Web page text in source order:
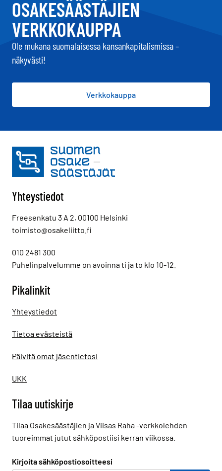
OSAKESÄÄSTÄJIEN
VERKKOKAUPPA
Ole mukana suomalaisessa kansankapitalismissa –
näkyvästi!
Verkkokauppa
Yhteystiedot
Freesenkatu 3 A 2, 00100 Helsinki
toimisto@osakeliitto.fi
010 2481 300
Puhelinpalvelumme on avoinna ti ja to klo 10-12.
Pikalinkit
Yhteystiedot
Tietoa evästeistä
Päivitä omat jäsentietosi
UKK
Tilaa uutiskirje
Tilaa Osakesäästäjien ja Viisas Raha -verkkolehden
tuoreimmat jutut sähköpostiisi kerran viikossa.
Kirjoita sähköpostiosoitteesi